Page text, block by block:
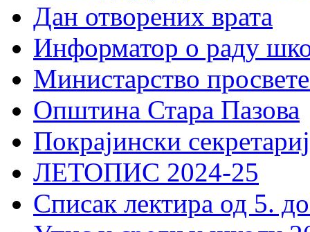
Дан отворених врата
Информатор о раду
Министарство
Општина Стара Пазова
Покрајински
ЛЕТОПИС 2024-25
Списак лектира од 5.